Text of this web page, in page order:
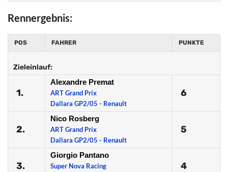
Rennergebnis:
POS FAHRER PUNKTE
Zieleinlauf:
1.
Alexandre Premat
ART Grand Prix
Dallara GP2/05 - Renault
6
2.
Nico Rosberg
ART Grand Prix
Dallara GP2/05 - Renault
5
3.
Giorgio Pantano
Super Nova Racing
4